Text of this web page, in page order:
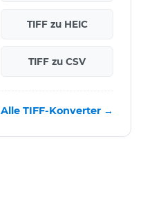
TIFF zu HEIC
TIFF zu CSV
Alle TIFF-Konverter →